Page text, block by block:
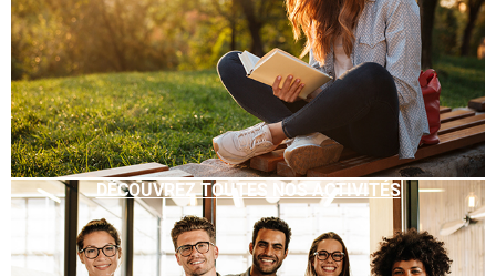
DÉCOUVREZ TOUTES NOS ACTIVITÉS